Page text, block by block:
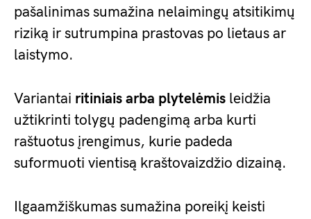
pašalinimas sumažina nelaimingų atsitikimų
riziką ir sutrumpina prastovas po lietaus ar
laistymo.
Variantai ritiniais arba plytelėmis leidžia
užtikrinti tolygų padengimą arba kurti
raštuotus įrengimus, kurie padeda
suformuoti vientisą kraštovaizdžio dizainą.
Ilgaamžiškumas sumažina poreikį keisti